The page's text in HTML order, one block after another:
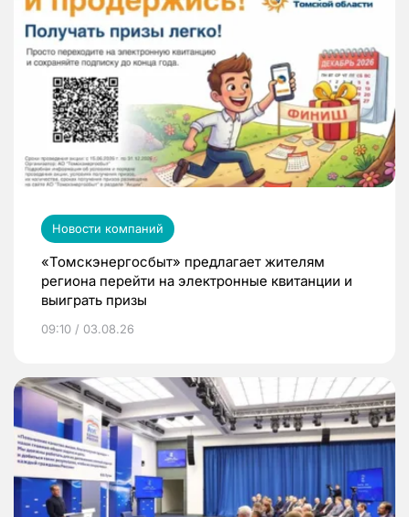
Новости компаний
«Томскэнергосбыт» предлагает жителям
региона перейти на электронные квитанции и
выиграть призы
09:10 / 03.08.26